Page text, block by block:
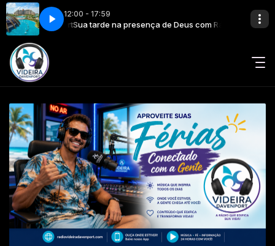
12:00 - 17:59
DavenportSua tarde na presença de Deus com Rádio Videira